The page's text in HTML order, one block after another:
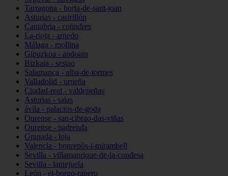
Tarragona - horta-de-sant-joan
Asturias - castrillón
Cantabria - colindres
La-rioja - arnedo
Málaga - mollina
Gipuzkoa - andoain
Bizkaia - sestao
Salamanca - alba-de-tormes
Valladolid - urueña
Ciudad-real - valdepeñas
Asturias - salas
ávila - palacios-de-goda
Ourense - san-cibrao-das-viñas
Ourense - padrenda
Granada - loja
Valencia - bonrepòs-i-mirambell
Sevilla - villamanrique-de-la-condesa
Sevilla - lantejuela
León - el-burgo-ranero